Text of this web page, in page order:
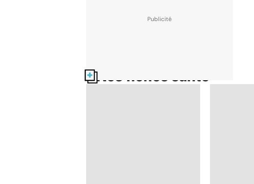
Nos fiches santé